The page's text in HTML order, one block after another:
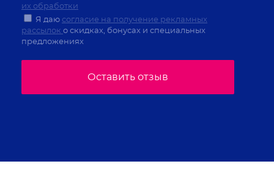
их обработки
Я даю согласие на получение рекламных
рассылок о скидках, бонусах и специальных
предложениях
Оставить отзыв